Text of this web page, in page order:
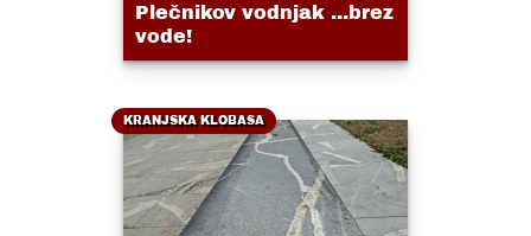
Plečnikov vodnjak ...brez
vode!
KRANJSKA KLOBASA